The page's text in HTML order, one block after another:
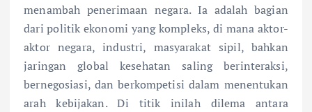
menambah penerimaan negara. Ia adalah bagian
dari politik ekonomi yang kompleks, di mana aktor-
aktor negara, industri, masyarakat sipil, bahkan
jaringan global kesehatan saling berinteraksi,
bernegosiasi, dan berkompetisi dalam menentukan
arah kebijakan. Di titik inilah dilema antara